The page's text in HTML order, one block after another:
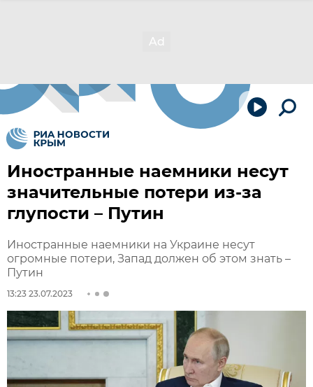
Иностранные наемники несут
значительные потери из-за
глупости – Путин
Иностранные наемники на Украине несут
огромные потери, Запад должен об этом знать –
Путин
13:23 23.07.2023